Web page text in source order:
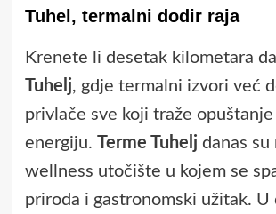
Tuhel, termalni dodir raja
Krenete li desetak kilometara
Tuhelj, gdje termalni izvori već
privlače sve koji traže
energiju. Terme Tuhelj danas
wellness utočište u kojem se
priroda i gastronomski užitak. U